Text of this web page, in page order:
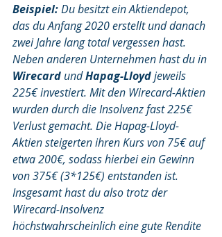
Beispiel: Du besitzt ein Aktiendepot,
das du Anfang 2020 erstellt und danach
zwei Jahre lang total vergessen hast.
Neben anderen Unternehmen hast du in
Wirecard und Hapag-Lloyd jeweils
225€ investiert. Mit den Wirecard-Aktien
wurden durch die Insolvenz fast 225€
Verlust gemacht. Die Hapag-Lloyd-
Aktien steigerten ihren Kurs von 75€ auf
etwa 200€, sodass hierbei ein Gewinn
von 375€ (3*125€) entstanden ist.
Insgesamt hast du also trotz der
Wirecard-Insolvenz
höchstwahrscheinlich eine gute Rendite